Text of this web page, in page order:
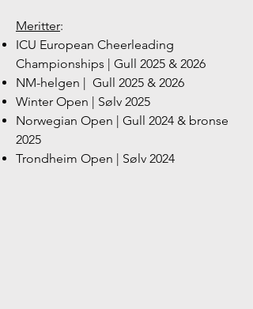
Meritter:
ICU European Cheerleading
Championships | Gull 2025 & 2026
NM-helgen | Gull 2025 & 2026
Winter Open | Sølv 2025
Norwegian Open | Gull 2024 & bronse
2025
Trondheim Open | Sølv 2024